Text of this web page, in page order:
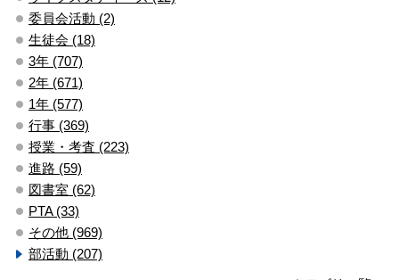
委員会活動 (2)
生徒会 (18)
3年 (707)
2年 (671)
1年 (577)
行事 (369)
授業・考査 (223)
進路 (59)
図書室 (62)
PTA (33)
その他 (969)
部活動 (207)